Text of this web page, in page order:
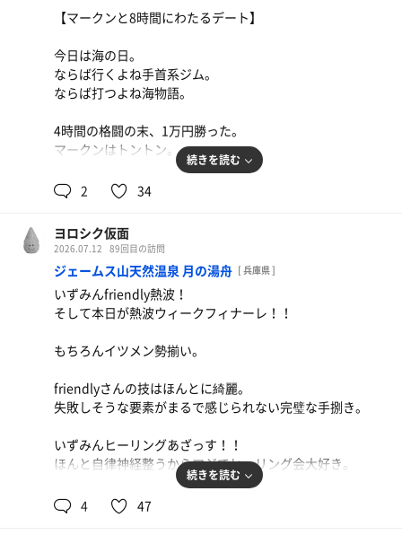
ジェットコースターで大声出して気分が晴れるあの感覚に
似ている。
ぬるくなった炭酸泉サイコー！
イツメンたちでいろいろ話に花を咲かせる。
もちろん入ったよ、ぬる湯泡風呂。
ひやっと冷たい感じで凄く良い！！
着替えて暖簾をくぐってからはイツメンたちとデカラで乾
今回も良い金曜日になりました！
体重が82から77に。そして今日75.5に！！
むしろなんかの病気を疑うが、食生活を変えただけで効果
【何を変えたか】
昼は ほか弁からサラダとおにぎりに。
夜は腹8分目に。
夜のサウナ後の牛丼を禁止に。
熱波やりたいとか言ってくれんかなぁ‥
親子熱波とかけっこう楽しそうなんだけどなぁ。
あ、体重が82kgから76.8kgまで減量成功しました！
【マークンと8時間にわたるデート】
今日は海の日。
ならば行くよね手首系ジム。
ならば打つよね海物語。
4時間の格闘の末、1万円勝った。
マークンはトントン。
ジムの後はサウナでしょ！
もらった。
田舎の方にあるので、すごく静か！
お客さんのマナーもとても良い。
大好きな不感湯もあった。
サウナは湿度高めでかなり熱い！
1セットして爆睡してしまった。
お腹も空いたのでマークンとチャンピョンカレーへ。
さすがマークンのおすすめ！めちゃ美味い！！
今日は8時間もデートしていただきありがとうございまし
続きを読む
2 34
ヨロシク仮面
2026.07.12 89回目の訪問
ジェームス山天然温泉 月の湯舟 [ 兵庫県 ]
いずみんfriendly熱波！
そして本日が熱波ウィークフィナーレ！！
もちろんイツメン勢揃い。
friendlyさんの技はほんとに綺麗。
失敗しそうな要素がまるで感じられない完璧な手捌き。
いずみんヒーリングあざっす！！
ほんと自律神経整うからマジでヒーリング会大好き。
最後にグランドフィナーレとして月湯メンバーにいずみん
friendlyさんが参戦。
続きを読む
4 47